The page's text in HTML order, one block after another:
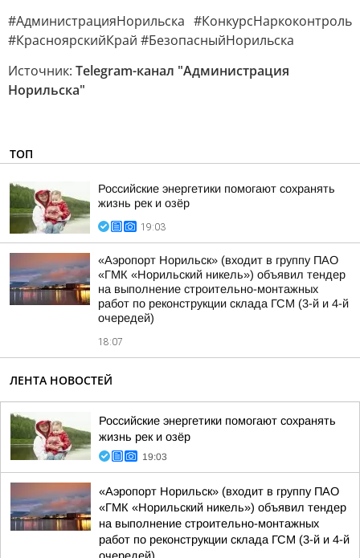
#АдминистрацияНорильска #КонкурсНаркоконтроль
#КрасноярскийКрай #БезопасныйНорильска
Источник: Telegram-канал "Администрация
Норильска"
ТОП
Российские энергетики помогают сохранять
жизнь рек и озёр
19:03
«Аэропорт Норильск» (входит в группу ПАО
«ГМК «Норильский никель») объявил тендер
на выполнение строительно-монтажных
работ по реконструкции склада ГСМ (3-й и 4-й
очередей)
18:07
ЛЕНТА НОВОСТЕЙ
Российские энергетики помогают сохранять
жизнь рек и озёр
19:03
«Аэропорт Норильск» (входит в группу ПАО
«ГМК «Норильский никель») объявил тендер
на выполнение строительно-монтажных
работ по реконструкции склада ГСМ (3-й и 4-й